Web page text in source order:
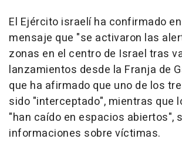
El Ejército israelí ha confirmado
mensaje que "se activaron las
zonas en el centro de Israel tras
lanzamientos desde la Franja de
que ha afirmado que uno de los
sido "interceptado", mientras que
"han caído en espacios abiertos",
informaciones sobre víctimas.